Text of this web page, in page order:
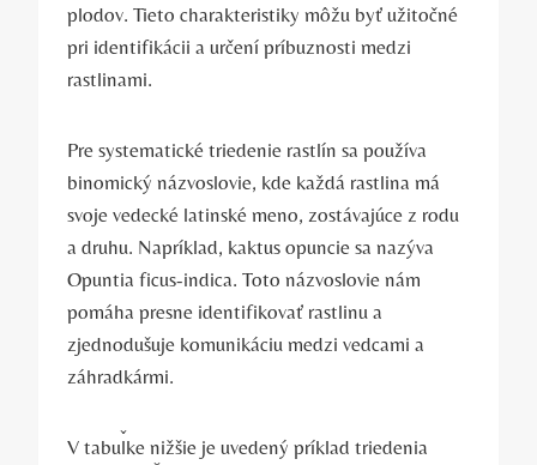
plodov. Tieto charakteristiky môžu byť užitočné
pri identifikácii a určení príbuznosti medzi
rastlinami.
Pre systematické triedenie rastlín sa používa
binomický názvoslovie, kde každá rastlina má
svoje vedecké latinské meno, zostávajúce z rodu
a druhu. Napríklad, kaktus opuncie sa nazýva
Opuntia ficus-indica. Toto názvoslovie nám
pomáha presne identifikovať rastlinu a
zjednodušuje komunikáciu medzi vedcami a
záhradkármi.
V tabuľke nižšie je uvedený príklad triedenia